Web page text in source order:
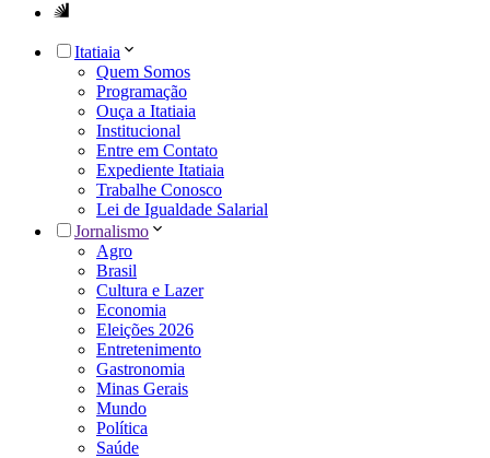
Itatiaia
Quem Somos
Programação
Ouça a Itatiaia
Institucional
Entre em Contato
Expediente Itatiaia
Trabalhe Conosco
Lei de Igualdade Salarial
Jornalismo
Agro
Brasil
Cultura e Lazer
Economia
Eleições 2026
Entretenimento
Gastronomia
Minas Gerais
Mundo
Política
Saúde